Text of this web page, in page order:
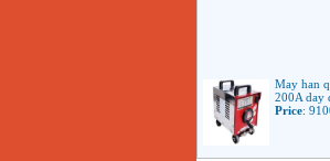
200A day
Price: